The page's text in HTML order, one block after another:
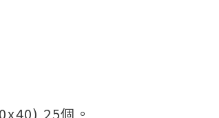
25個。